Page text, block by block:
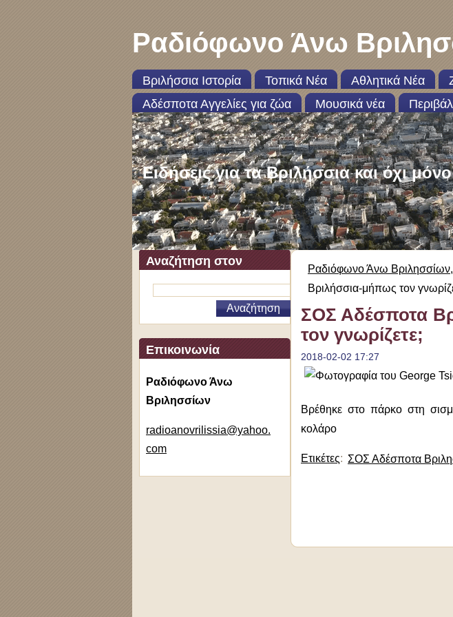
Ραδιόφωνο Άνω
Βριλήσσια Ιστορία Τοπικά Νέα Αθλητικά Νέα
Αδέσποτα Αγγελίες για ζώα
Μουσικά νέα
Ειδήσεις για τα Βριλήσσια και όχι μόνο
Αναζήτηση στον
ιστότοπο
Επικοινωνία
Ραδιόφωνο Άνω
Βριλησσίων
radioanovrilissia@yahoo.
com
Ραδιόφωνο Άνω
Βριλήσσια-μήπως τον
ΣΟΣ Αδέσποτα
τον γνωρίζετε;
2018-02-02 17:27
Βρέθηκε στο πάρκο στη
κολάρο
Ετικέτες: ΣΟΣ Αδέσποτα